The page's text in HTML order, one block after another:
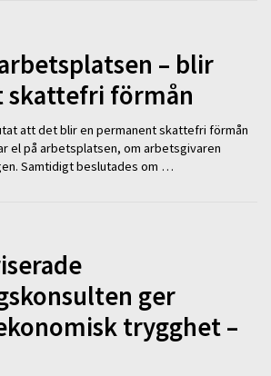
– blir
skattefri förmån
att det blir en permanent skattefri förmån
el på arbetsplatsen, om arbetsgivaren
Samtidigt beslutades om …
ger
trygghet –